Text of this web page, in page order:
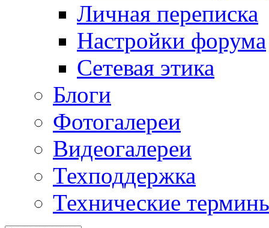
Личная переписка
Настройки форума
Сетевая этика
Блоги
Фотогалереи
Видеогалереи
Техподдержка
Технические